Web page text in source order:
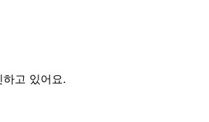
고 있어요.